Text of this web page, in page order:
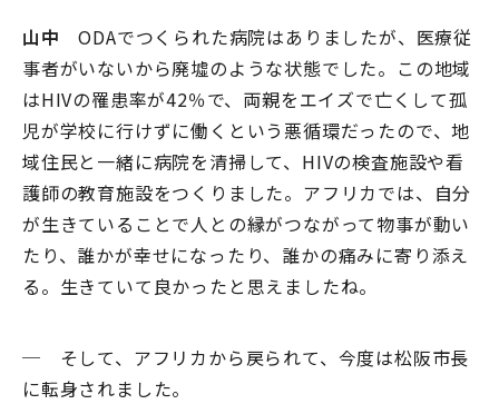
山中 ODAでつくられた病院はありましたが、医療従
事者がいないから廃墟のような状態でした。この地域
はHIVの罹患率が42％で、両親をエイズで亡くして孤
児が学校に行けずに働くという悪循環だったので、地
域住民と一緒に病院を清掃して、HIVの検査施設や看
護師の教育施設をつくりました。アフリカでは、自分
が生きていることで人との縁がつながって物事が動い
たり、誰かが幸せになったり、誰かの痛みに寄り添え
る。生きていて良かったと思えましたね。
─ そして、アフリカから戻られて、今度は松阪市長
に転身されました。